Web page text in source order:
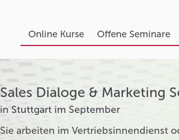
Online Kurse Offene Seminare
Sales Dialoge & Marketing
in Stuttgart im September
Sie arbeiten im Vertriebsinnendienst